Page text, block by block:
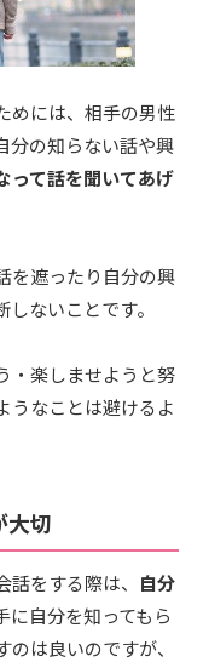
めには、相手の男性
分の知らない話や興
って話を聞いてあげ
を遮ったり自分の興
ないことです。
・楽しませようと努
うなことは避けるよ
大切
をする際は、 自分
に自分を知ってもら
は良いのですが、